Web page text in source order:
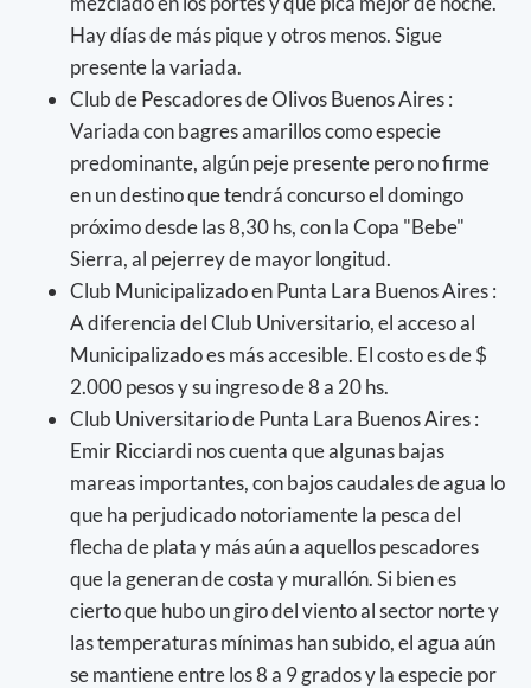
Hay días de más pique y otros menos. Sigue
presente la variada.
Club de Pescadores de Olivos Buenos Aires :
Variada con bagres amarillos como especie
predominante, algún peje presente pero no firme
en un destino que tendrá concurso el domingo
próximo desde las 8,30 hs, con la Copa "Bebe"
Sierra, al pejerrey de mayor longitud.
Club Municipalizado en Punta Lara Buenos Aires :
A diferencia del Club Universitario, el acceso al
Municipalizado es más accesible. El costo es de $
2.000 pesos y su ingreso de 8 a 20 hs.
Club Universitario de Punta Lara Buenos Aires :
Emir Ricciardi nos cuenta que algunas bajas
mareas importantes, con bajos caudales de agua lo
que ha perjudicado notoriamente la pesca del
flecha de plata y más aún a aquellos pescadores
que la generan de costa y murallón. Si bien es
cierto que hubo un giro del viento al sector norte y
las temperaturas mínimas han subido, el agua aún
se mantiene entre los 8 a 9 grados y la especie por